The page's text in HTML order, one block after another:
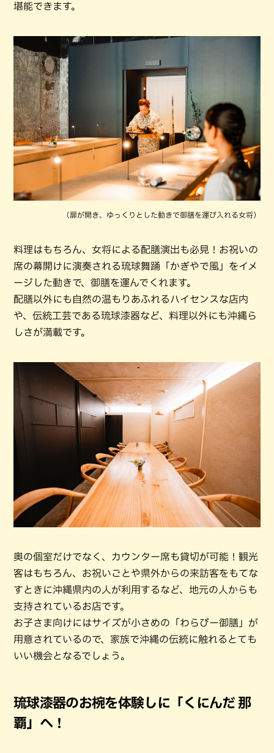
堪能できます。
（扉が開き、ゆっくりとした動きで御膳を運び入れる女将）
料理はもちろん、女将による配膳演出も必見！お祝いの
席の幕開けに演奏される琉球舞踊「かぎやで風」をイメ
ージした動きで、御膳を運んでくれます。
配膳以外にも自然の温もりあふれるハイセンスな店内
や、伝統工芸である琉球漆器など、料理以外にも沖縄ら
しさが満載です。
奥の個室だけでなく、カウンター席も貸切が可能！観光
客はもちろん、お祝いごとや県外からの来訪客をもてな
すときに沖縄県内の人が利用するなど、地元の人からも
支持されているお店です。
お子さま向けにはサイズが小さめの「わらびー御膳」が
用意されているので、家族で沖縄の伝統に触れるとても
いい機会となるでしょう。
琉球漆器のお椀を体験しに「くにんだ 那
覇」へ！